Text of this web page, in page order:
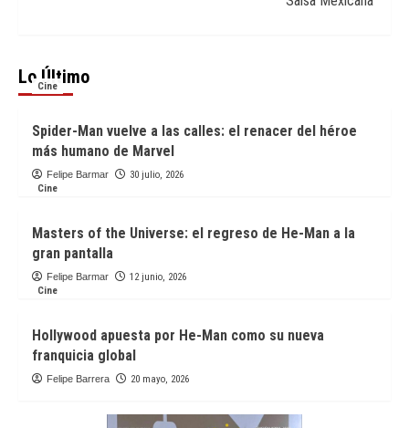
Lo Último
Cine
Spider-Man vuelve a las calles: el renacer del héroe
más humano de Marvel
Felipe Barmar
30 julio, 2026
Cine
Masters of the Universe: el regreso de He-Man a la
gran pantalla
Felipe Barmar
12 junio, 2026
Cine
Hollywood apuesta por He-Man como su nueva
franquicia global
Felipe Barrera 20 mayo, 2026